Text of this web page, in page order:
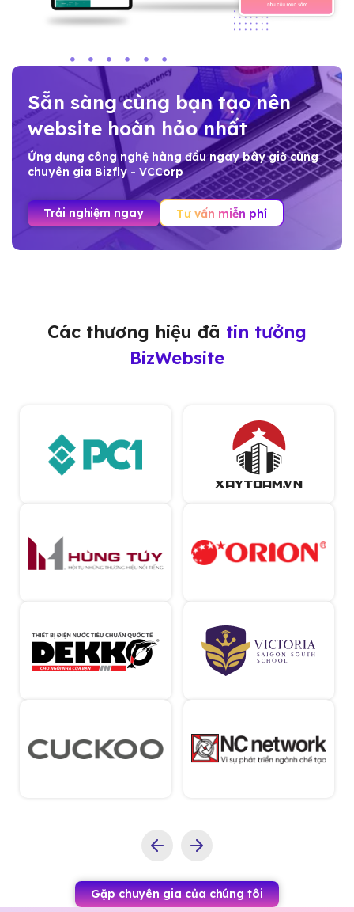
Sẵn sàng cùng bạn tạo nên
website hoàn hảo nhất
Ứng dụng công nghệ hàng đầu ngay bây giờ cùng
chuyên gia Bizfly - VCCorp
Trải nghiệm ngay Tư vấn miễn phí
Các thương hiệu đã tin tưởng
BizWebsite
Gặp chuyên gia của chúng tôi